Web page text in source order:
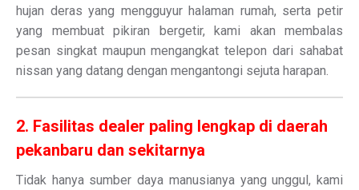
hujan deras yang mengguyur halaman rumah, serta petir
yang membuat pikiran bergetir, kami akan membalas
pesan singkat maupun mengangkat telepon dari sahabat
nissan yang datang dengan mengantongi sejuta harapan.
2. Fasilitas dealer paling lengkap di daerah
pekanbaru dan sekitarnya
Tidak hanya sumber daya manusianya yang unggul, kami